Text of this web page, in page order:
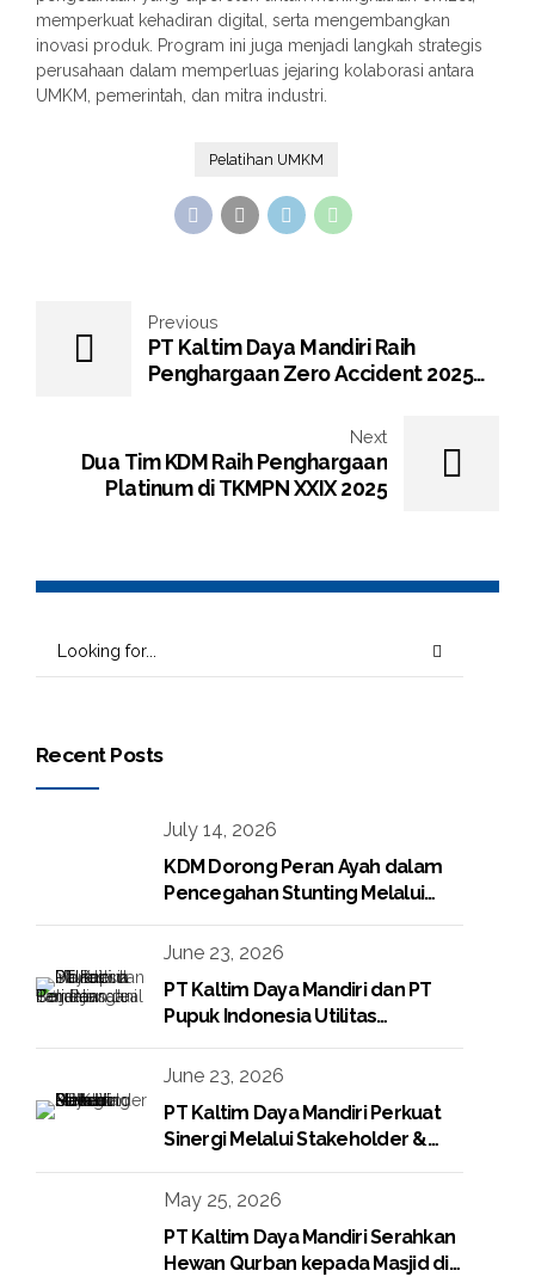
memperkuat kehadiran digital, serta mengembangkan
inovasi produk. Program ini juga menjadi langkah strategis
perusahaan dalam memperluas jejaring kolaborasi antara
UMKM, pemerintah, dan mitra industri.
Pelatihan UMKM
Previous
PT Kaltim Daya Mandiri Raih
Penghargaan Zero Accident 2025
Next
Dua Tim KDM Raih Penghargaan
Platinum di TKMPN XXIX 2025
Recent Posts
July 14, 2026
KDM Dorong Peran Ayah dalam
Pencegahan Stunting Melalui
2026
June 23, 2026
PT Kaltim Daya Mandiri dan PT
Pupuk Indonesia Utilitas
Tandatangani Perjanjian Jual Beli
Raw Condensate
June 23, 2026
PT Kaltim Daya Mandiri Perkuat
Sinergi Melalui Stakeholder &
May 25, 2026
PT Kaltim Daya Mandiri Serahkan
Hewan Qurban kepada Masjid di